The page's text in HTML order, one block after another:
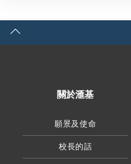
關於滙基
願景及使命
校長的話